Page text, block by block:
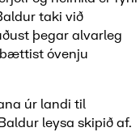
taki við
þegar alvarleg
óvenju
úr landi til
leysa skipið af.